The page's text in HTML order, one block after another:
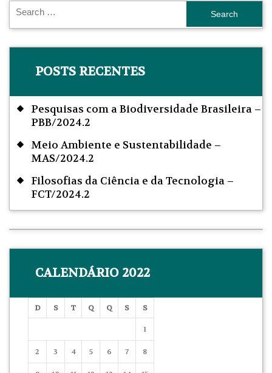
POSTS RECENTES
Pesquisas com a Biodiversidade Brasileira –
PBB/2024.2
Meio Ambiente e Sustentabilidade –
MAS/2024.2
Filosofias da Ciência e da Tecnologia –
FCT/2024.2
CALENDÁRIO 2022
D S T Q Q S S
1
2 3 4 5 6 7 8